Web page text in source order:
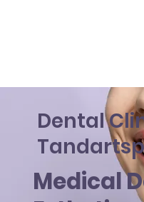
Dental
Medical